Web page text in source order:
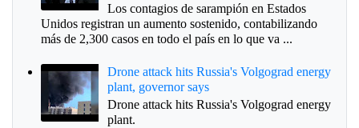
Los contagios de sarampión en Estados
Unidos registran un aumento sostenido, contabilizando
más de 2,300 casos en todo el país en lo que va ...
Drone attack hits Russia's Volgograd energy
plant, governor says
Drone attack hits Russia's Volgograd energy
plant.